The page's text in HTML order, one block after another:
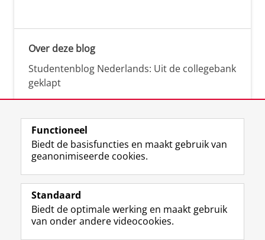
Over deze blog
Studentenblog Nederlands: Uit de collegebank
geklapt
Volg de RUG
F
a
e
b
L
i
k
e
R
S
-
f
I
n
t
Y
o
T
Studiekiezers
Functioneel
Biedt de basisfuncties en maakt gebruik van
geanonimiseerde cookies.
Standaard
Biedt de optimale werking en maakt gebruik
van onder andere videocookies.